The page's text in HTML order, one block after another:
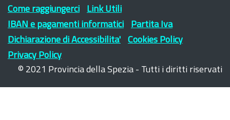
Come raggiungerci
Link Utili
IBAN e pagamenti informatici
Partita Iva
Dichiarazione di Accessibilita'
Cookies Policy
Privacy Policy
© 2021 Provincia della Spezia - Tutti i diritti riservati